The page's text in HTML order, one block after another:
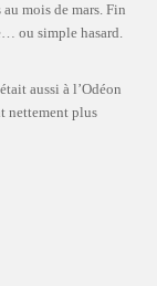
mois de mars. Fin
ou simple hasard.
aussi à l’Odéon
nettement plus